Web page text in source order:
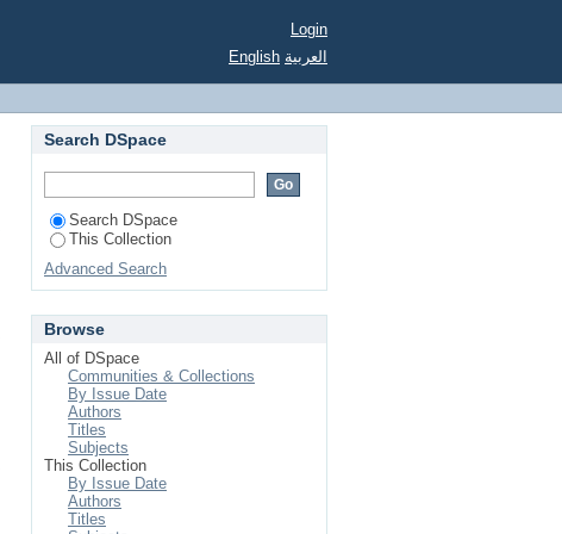
Login
English العربية
Search DSpace
Search DSpace
This Collection
Advanced Search
Browse
All of DSpace
Communities & Collections
By Issue Date
Authors
Titles
Subjects
This Collection
By Issue Date
Authors
Titles